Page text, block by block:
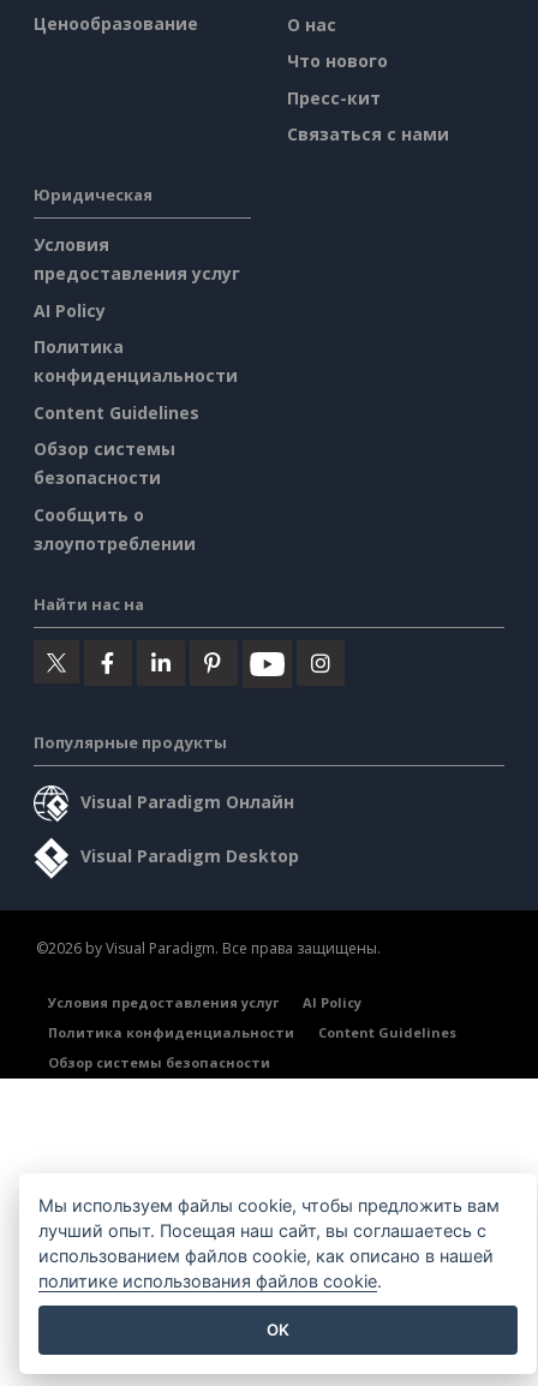
Ценообразование
О нас
Что нового
Пресс-кит
Связаться с нами
Юридическая
Условия
предоставления услуг
AI Policy
Политика
конфиденциальности
Content Guidelines
Обзор системы
безопасности
Сообщить о
злоупотреблении
Найти нас на
Популярные продукты
Visual Paradigm Онлайн
Visual Paradigm Desktop
©2026 by Visual Paradigm. Все права защищены.
Условия предоставления услуг
AI Policy
Политика конфиденциальности
Content Guidelines
Обзор системы безопасности
Мы используем файлы cookie, чтобы предложить вам
лучший опыт. Посещая наш сайт, вы соглашаетесь с
использованием файлов cookie, как описано в нашей
политике использования файлов cookie.
OK